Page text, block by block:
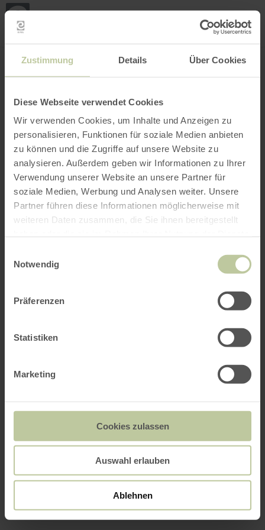
Zustimmung Details Über Cookies
Diese Webseite verwendet Cookies
Wir verwenden Cookies, um Inhalte und Anzeigen zu
personalisieren, Funktionen für soziale Medien anbieten
zu können und die Zugriffe auf unsere Website zu
analysieren. Außerdem geben wir Informationen zu Ihrer
Verwendung unserer Website an unsere Partner für
soziale Medien, Werbung und Analysen weiter. Unsere
Partner führen diese Informationen möglicherweise mit
weiteren Daten zusammen, die Sie ihnen bereitgestellt
Notwendig
Präferenzen
Statistiken
Marketing
Cookies zulassen
Auswahl erlauben
Ablehnen
INTERACTIEVE KAART
Mijn
Filter openen